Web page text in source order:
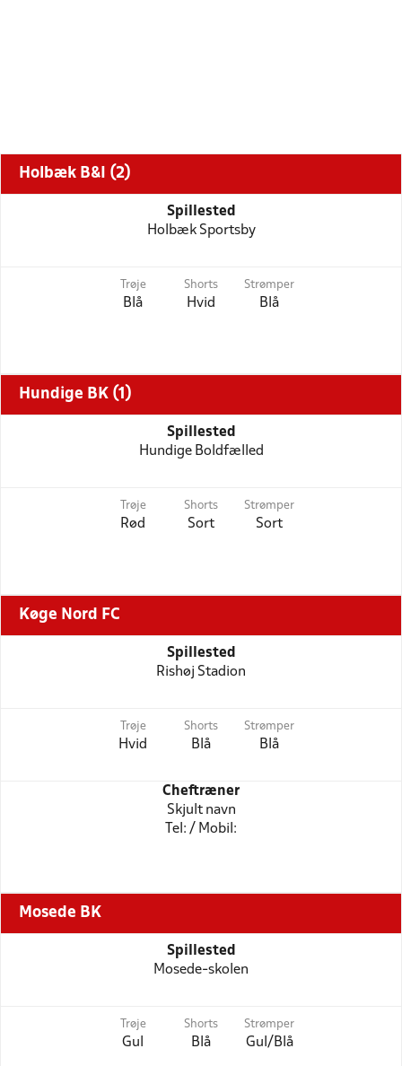
Holbæk B&I (2)
Spillested
Holbæk Sportsby
Trøje
Blå
Shorts
Hvid
Strømper
Blå
Hundige BK (1)
Spillested
Hundige Boldfælled
Trøje
Rød
Shorts
Sort
Strømper
Sort
Køge Nord FC
Spillested
Rishøj Stadion
Trøje
Hvid
Shorts
Blå
Strømper
Blå
Cheftræner
Skjult navn
Tel: / Mobil:
Mosede BK
Spillested
Mosede-skolen
Trøje
Gul
Shorts
Blå
Strømper
Gul/Blå